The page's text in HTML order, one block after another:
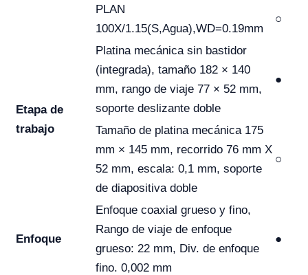
PLAN
100X/1.15(S,Agua),WD=0.19mm
○
Etapa de
trabajo
Platina mecánica sin bastidor
(integrada), tamaño 182 × 140
mm, rango de viaje 77 × 52 mm,
soporte deslizante doble
●
Tamaño de platina mecánica 175
mm × 145 mm, recorrido 76 mm X
52 mm, escala: 0,1 mm, soporte
de diapositiva doble
○
Enfoque
Enfoque coaxial grueso y fino,
Rango de viaje de enfoque
grueso: 22 mm, Div. de enfoque
fino. 0,002 mm
●